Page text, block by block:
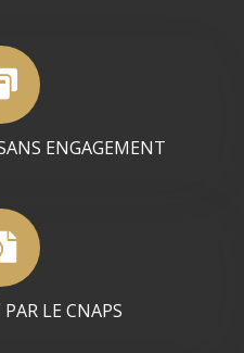
ENGAGEMENT
PAR LE CNAPS